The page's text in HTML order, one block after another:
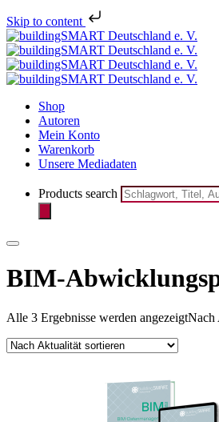
Skip to content
Shop
Autoren
Mein Konto
Warenkorb
Unsere Mediadaten
Products search
BIM-
Alle 3 Ergebnisse werden angezeigtNach
Melden Sie sich jetzt für den
Newsletter des bSD Verlags
an!